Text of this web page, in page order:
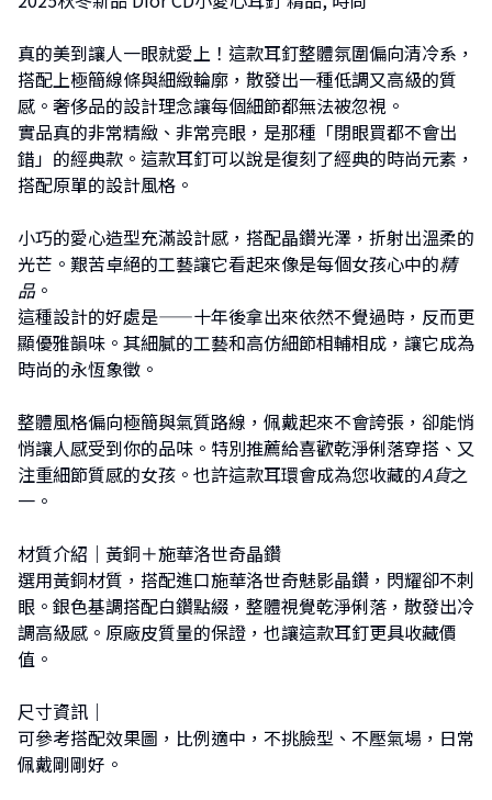
真的美到讓人一眼就愛上！這款耳釘整體氛圍偏向清冷系，
搭配上極簡線條與細緻輪廓，散發出一種低調又高級的質
感。 奢侈品的設計理念讓每個細節都無法被忽視。
實品真的非常精緻、非常亮眼，是那種「閉眼買都不會出
錯」的經典款。這款耳釘可以說是復刻了經典的時尚元素，
搭配原單的設計風格。
小巧的愛心造型充滿設計感，搭配晶鑽光澤，折射出溫柔的
光芒。艱苦卓絕的工藝讓它看起來像是每個女孩心中的精
品。
這種設計的好處是——十年後拿出來依然不覺過時，反而更
顯優雅韻味。其細膩的工藝和高仿細節相輔相成，讓它成為
時尚的永恆象徵。
整體風格偏向極簡與氣質路線，佩戴起來不會誇張，卻能悄
悄讓人感受到你的品味。特別推薦給喜歡乾淨俐落穿搭、又
注重細節質感的女孩。也許這款耳環會成為您收藏的A貨之
一。
材質介紹｜黃銅＋施華洛世奇晶鑽
選用黃銅材質，搭配進口施華洛世奇魅影晶鑽，閃耀卻不刺
眼。銀色基調搭配白鑽點綴，整體視覺乾淨俐落，散發出冷
調高級感。 原廠皮質量的保證，也讓這款耳釘更具收藏價
值。
尺寸資訊｜
可參考搭配效果圖，比例適中，不挑臉型、不壓氣場，日常
佩戴剛剛好。